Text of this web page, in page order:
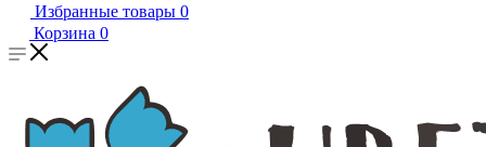
Избранные товары 0
Корзина 0